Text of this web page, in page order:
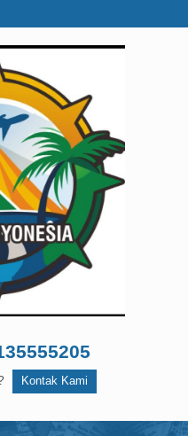
Kontak Kami